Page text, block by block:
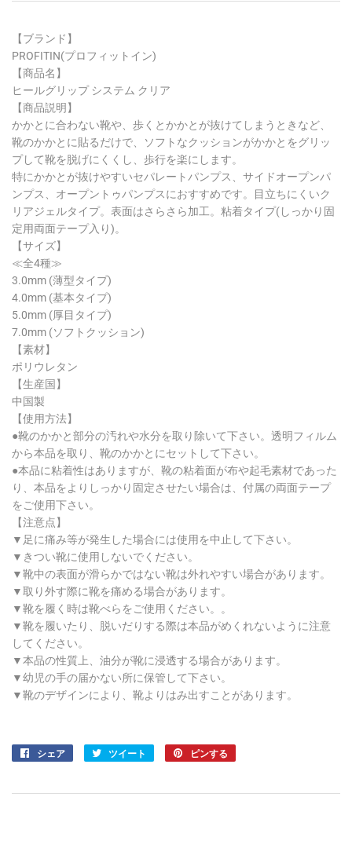
【ブランド】
PROFITIN(プロフィットイン)
【商品名】
ヒールグリップ システム クリア
【商品説明】
かかとに合わない靴や、歩くとかかとが抜けてしまうときなど、
靴のかかとに貼るだけで、ソフトなクッションがかかとをグリッ
プして靴を脱げにくくし、歩行を楽にします。
特にかかとが抜けやすいセパレートパンプス、サイドオープンパ
ンプス、オープントゥパンプスにおすすめです。目立ちにくいク
リアジェルタイプ。表面はさらさら加工。粘着タイプ(しっかり固
定用両面テープ入り)。
【サイズ】
≪全4種≫
3.0mm (薄型タイプ)
4.0mm (基本タイプ)
5.0mm (厚目タイプ)
7.0mm (ソフトクッション)
【素材】
ポリウレタン
【生産国】
中国製
【使用方法】
●靴のかかと部分の汚れや水分を取り除いて下さい。透明フィルム
から本品を取り、靴のかかとにセットして下さい。
●本品に粘着性はありますが、靴の粘着面が布や起毛素材であった
り、本品をよりしっかり固定させたい場合は、付属の両面テープ
をご使用下さい。
【注意点】
▼足に痛み等が発生した場合には使用を中止して下さい。
▼きつい靴に使用しないでください。
▼靴中の表面が滑らかではない靴は外れやすい場合があります。
▼取り外す際に靴を痛める場合があります。
▼靴を履く時は靴べらをご使用ください。。
▼靴を履いたり、脱いだりする際は本品がめくれないように注意
してください。
▼本品の性質上、油分が靴に浸透する場合があります。
▼幼児の手の届かない所に保管して下さい。
▼靴のデザインにより、靴よりはみ出すことがあります。
シェア
Facebookツイート
Twitter
ピンする